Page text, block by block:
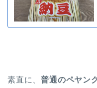
素直に、普通のペヤン